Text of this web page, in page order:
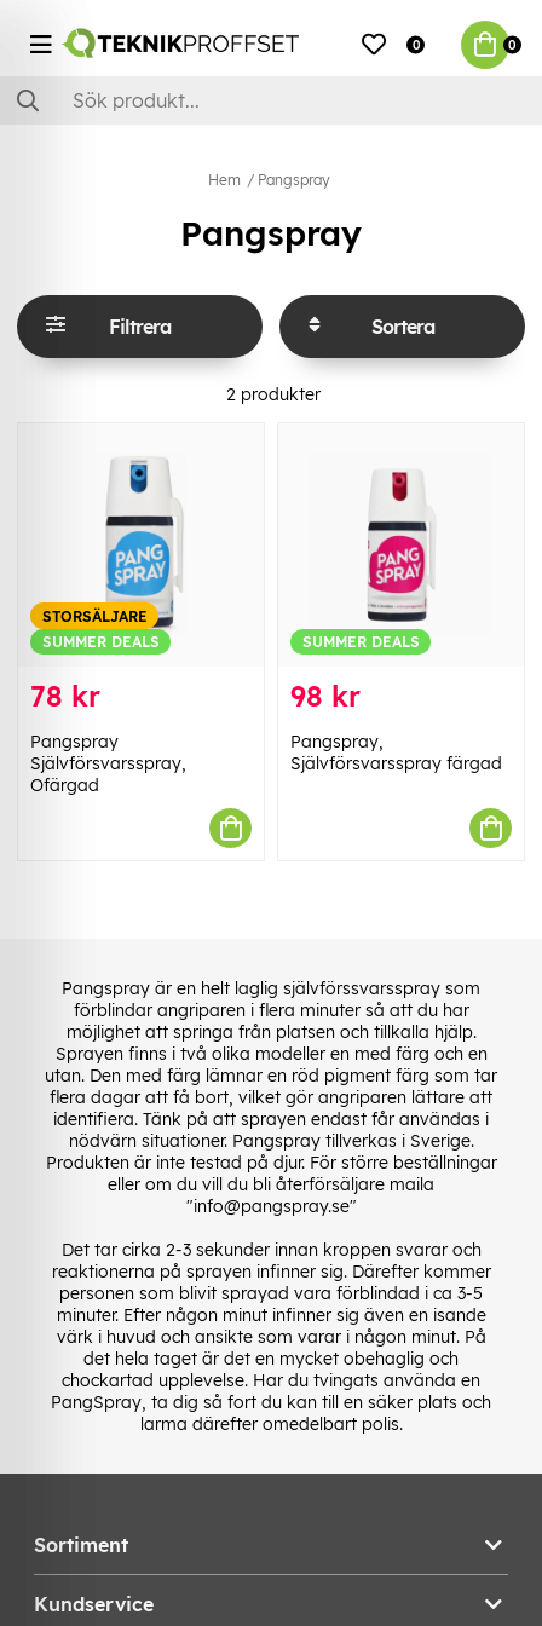
0 0
Hem Pangspray
Pangspray
Filtrera Sortera
2 produkter
STORSÄLJARE
SUMMER DEALS
78 kr
Pangspray
Självförsvarsspray,
Ofärgad
SUMMER DEALS
98 kr
Pangspray,
Självförsvarsspray färgad
Pangspray är en helt laglig självförssvarsspray som
förblindar angriparen i flera minuter så att du har
möjlighet att springa från platsen och tillkalla hjälp.
Sprayen finns i två olika modeller en med färg och en
utan. Den med färg lämnar en röd pigment färg som tar
flera dagar att få bort, vilket gör angriparen lättare att
identifiera. Tänk på att sprayen endast får användas i
nödvärn situationer. Pangspray tillverkas i Sverige.
Produkten är inte testad på djur. För större beställningar
eller om du vill du bli återförsäljare maila
"info@pangspray.se"
Det tar cirka 2-3 sekunder innan kroppen svarar och
reaktionerna på sprayen infinner sig. Därefter kommer
personen som blivit sprayad vara förblindad i ca 3-5
minuter. Efter någon minut infinner sig även en isande
värk i huvud och ansikte som varar i någon minut. På
det hela taget är det en mycket obehaglig och
chockartad upplevelse. Har du tvingats använda en
PangSpray, ta dig så fort du kan till en säker plats och
larma därefter omedelbart polis.
Sortiment
Kundservice